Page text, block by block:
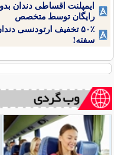
ایمپلنت اقساطی دندان
رایگان توسط متخصص
۵۰٪ تخفیف ارتودنسی
سفته!